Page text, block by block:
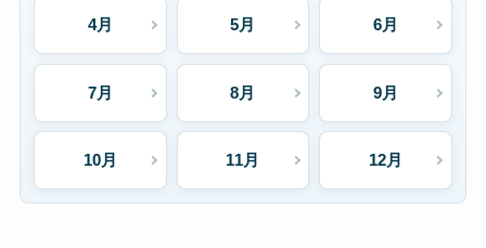
4月 5月 6月
7月 8月 9月
10月 11月 12月